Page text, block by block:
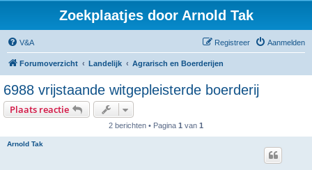
Zoekplaatjes door Arnold Tak
V&A Aanmelden
Registreer
Forumoverzicht Landelijk Agrarisch en Boerderijen
6988 vrijstaande witgepleisterde boerderij
Plaats reactie
2 berichten • Pagina 1 van 1
Arnold Tak